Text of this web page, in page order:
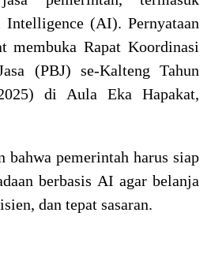
(AI). Pernyataan
membuka Rapat Koordinasi
(PBJ) se-Kalteng Tahun
di Aula Eka Hapakat,
bahwa pemerintah harus siap
berbasis AI agar belanja
dan tepat sasaran.